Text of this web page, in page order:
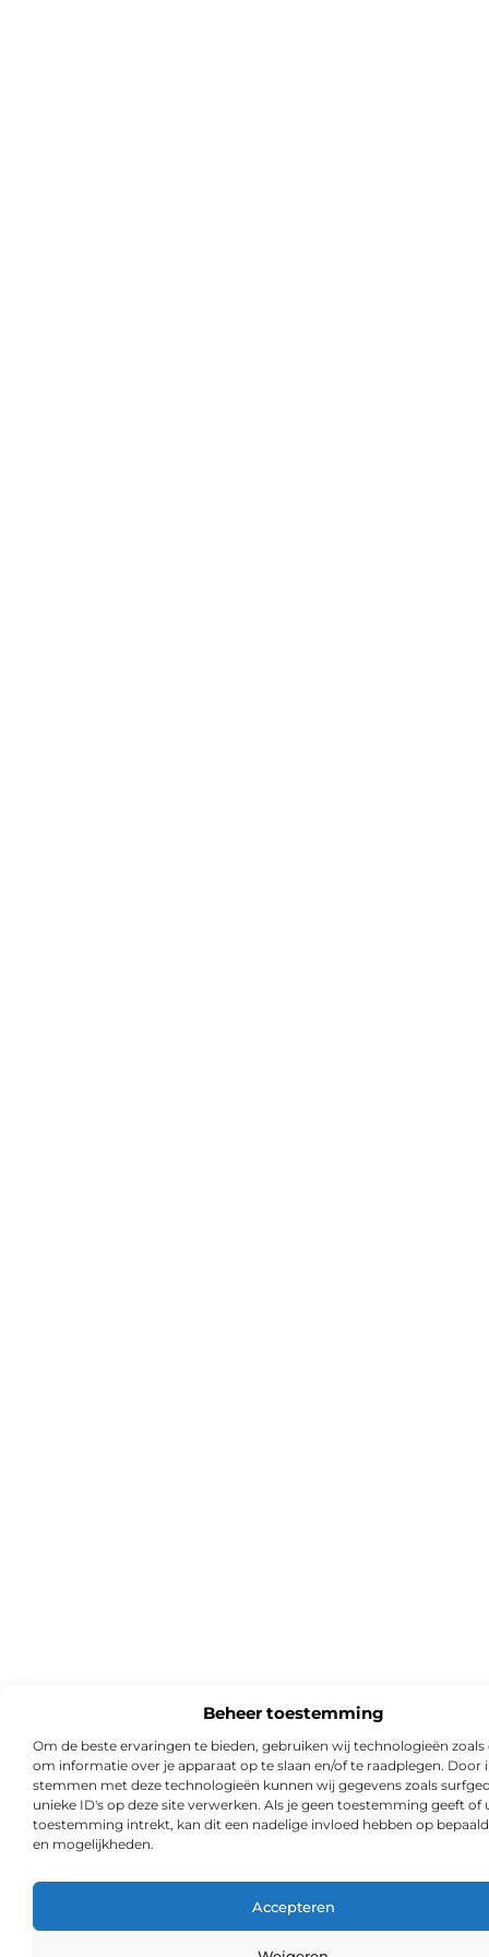
Beheer toestemming
Om de beste ervaringen te bieden, gebruiken wij technologieën zoals
om informatie over je apparaat op te slaan en/of te raadplegen. Door
stemmen met deze technologieën kunnen wij gegevens zoals
unieke ID's op deze site verwerken. Als je geen toestemming geeft of
toestemming intrekt, kan dit een nadelige invloed hebben op
en mogelijkheden.
Accepteren